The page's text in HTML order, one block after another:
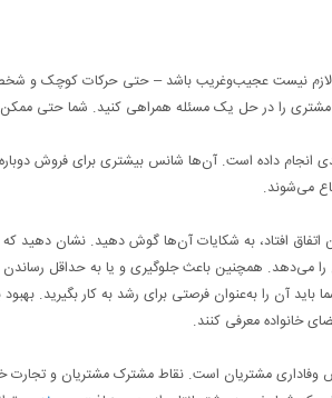
لازم نیست عجیب‌وغریب باشد – حتی حرکات کوچک و
را در حل یک مسئله همراهی کنید. شما حتی ممکن
انجام داده است. آن‌ها شانس بیشتری برای فروش
می‌شوند.
افتاد، به شکایات آن‌ها گوش دهید. نشان دهید
همچنین باعث جلوگیری و یا به حداقل
آن را به‌عنوان فرصتی برای رشد به کار بگیرید.
خانواده معرفی کنند.
وفاداری مشتریان است. نقاط مشترک مشتریان و تجارت